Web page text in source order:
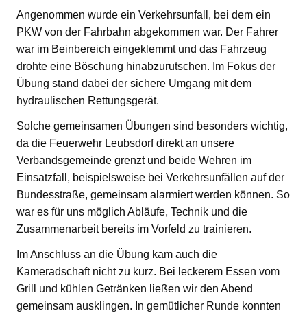
Angenommen wurde ein Verkehrsunfall, bei dem ein
PKW von der Fahrbahn abgekommen war. Der Fahrer
war im Beinbereich eingeklemmt und das Fahrzeug
drohte eine Böschung hinabzurutschen. Im Fokus der
Übung stand dabei der sichere Umgang mit dem
hydraulischen Rettungsgerät.
Solche gemeinsamen Übungen sind besonders wichtig,
da die Feuerwehr Leubsdorf direkt an unsere
Verbandsgemeinde grenzt und beide Wehren im
Einsatzfall, beispielsweise bei Verkehrsunfällen auf der
Bundesstraße, gemeinsam alarmiert werden können. So
war es für uns möglich Abläufe, Technik und die
Zusammenarbeit bereits im Vorfeld zu trainieren.
Im Anschluss an die Übung kam auch die
Kameradschaft nicht zu kurz. Bei leckerem Essen vom
Grill und kühlen Getränken ließen wir den Abend
gemeinsam ausklingen. In gemütlicher Runde konnten